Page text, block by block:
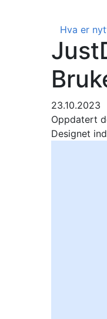
Hva er
23.10.2023
Oppdatert
Designet